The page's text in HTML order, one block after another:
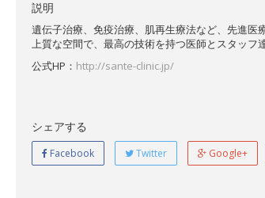
説明
遺伝子治療、免疫治療、肌再生療法など、先進医
上質な空間で、最高の技術を持つ医師とスタッフ
公式HP： http://sante-clinic.jp/
シェアする
Facebook Twitter Google+